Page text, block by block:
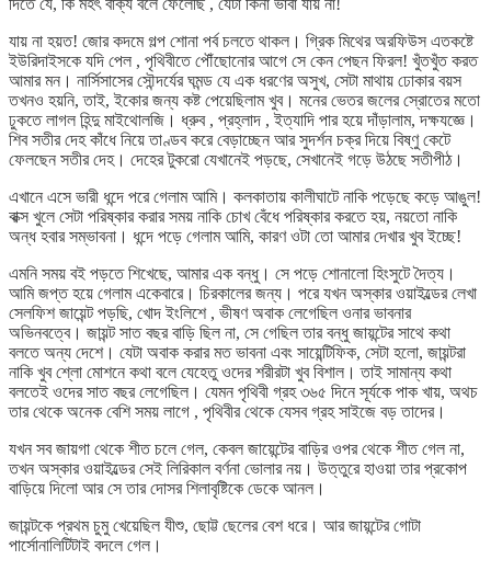
যায় না হয়ত! জোর কদমে গল্প শোনা পর্ব চলতে থাকল। গ্রিক মিথের অরফিউস এতকষ্টে
ইউরিদাইসকে যদি পেল , পৃথিবীতে পৌঁছোনোর আগে সে কেন পেছন ফিরল! খুঁতখুঁত করত
আমার মন। নার্সিসাসের সৌন্দর্যের ঘমন্ড যে এক ধরণের অসুখ, সেটা মাথায় ঢোকার বয়স
তখনও হয়নি, তাই, ইকোর জন্য কষ্ট পেয়েছিলাম খুব। মনের ভেতর জলের স্রোতের মতো
ঢুকতে লাগল হিন্দু মাইথোলজি। ধ্রুব , প্রহ্লাদ , ইত্যাদি পার হয়ে দাঁড়ালাম, দক্ষযজ্ঞে।
শিব সতীর দেহ কাঁধে নিয়ে তাণ্ডব করে বেড়াচ্ছেন আর সুদর্শন চক্র দিয়ে বিষ্ণু কেটে
ফেলছেন সতীর দেহ। দেহের টুকরো যেখানেই পড়ছে, সেখানেই গড়ে উঠছে সতীপীঠ।
এখানে এসে ভারী ধন্দে পরে গেলাম আমি। কলকাতায় কালীঘাটে নাকি পড়েছে কড়ে আঙুল!
বাক্স খুলে সেটা পরিষ্কার করার সময় নাকি চোখ বেঁধে পরিষ্কার করতে হয়, নয়তো নাকি
অন্ধ হবার সম্ভাবনা। ধন্দে পড়ে গেলাম আমি, কারণ ওটা তো আমার দেখার খুব ইচ্ছে!
এমনি সময় বই পড়তে শিখেছে, আমার এক বন্ধু। সে পড়ে শোনালো হিংসুটে দৈত্য।
আমি জপ্ত হয়ে গেলাম একেবারে। চিরকালের জন্য। পরে যখন অস্কার ওয়াইল্ডের লেখা
সেলফিশ জায়েন্ট পড়ছি, খোদ ইংলিশে , ভীষণ অবাক লেগেছিল ওনার ভাবনার
অভিনবত্বে। জায়ন্ট সাত বছর বাড়ি ছিল না, সে গেছিল তার বন্ধু জায়ন্টের সাথে কথা
বলতে অন্য দেশে। যেটা অবাক করার মত ভাবনা এবং সায়েন্টিফিক, সেটা হলো, জায়ন্টরা
নাকি খুব শ্লো মোশনে কথা বলে যেহেতু ওদের শরীরটা খুব বিশাল। তাই সামান্য কথা
বলতেই ওদের সাত বছর লেগেছিল। যেমন পৃথিবী গ্রহ ৩৬৫ দিনে সূর্যকে পাক খায়, অথচ
তার থেকে অনেক বেশি সময় লাগে , পৃথিবীর থেকে যেসব গ্রহ সাইজে বড় তাদের।
যখন সব জায়গা থেকে শীত চলে গেল, কেবল জায়েন্টের বাড়ির ওপর থেকে শীত গেল না,
তখন অস্কার ওয়াইল্ডের সেই লিরিকাল বর্ণনা ভোলার নয়। উত্তুরে হাওয়া তার প্রকোপ
বাড়িয়ে দিলো আর সে তার দোসর শিলাবৃষ্টিকে ডেকে আনল।
জায়ন্টকে প্রথম চুমু খেয়েছিল যীশু, ছোট্ট ছেলের বেশ ধরে। আর জায়ন্টের গোটা
পার্সোনালিটিটাই বদলে গেল।